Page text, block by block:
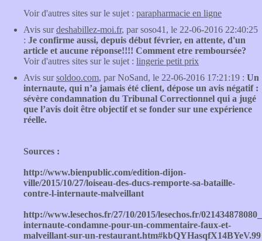
Voir d'autres sites sur le sujet : parapharmacie en ligne
Avis surdeshabillez-moi.fr, par soso41, le 22-06-2016 22:40:25
: Je confirme aussi, depuis début février, en attente, d'un
article et aucune réponse!!!! Comment etre remboursée?
Voir d'autres sites sur le sujet : lingerie petit prix
Avis sursoldoo.com, par NoSand, le 22-06-2016 17:21:19 : Un
internaute, qui n’a jamais été client, dépose un avis négatif :
sévère condamnation du Tribunal Correctionnel qui a jugé
que l’avis doit être objectif et se fonder sur une expérience
réelle.
Sources :
http://www.bienpublic.com/edition-dijon-
ville/2015/10/27/loiseau-des-ducs-remporte-sa-bataille-
contre-l-internaute-malveillant
http://www.lesechos.fr/27/10/2015/lesechos.fr/
internaute-condamne-pour-un-commentaire-faux-et-
malveillant-sur-un-restaurant.htm#kbQYHasqfX14BYeV.99